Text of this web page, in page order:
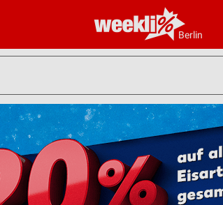
Berlin